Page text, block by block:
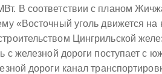
В соответствии с планом
«Восточный уголь движется
Цингрильской
с железной дороги поступает
дороги канал